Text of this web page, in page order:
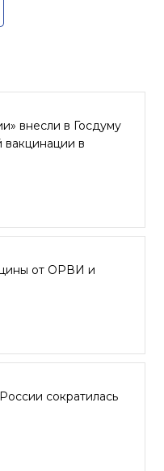
внесли в Госдуму
вакцинации в
от ОРВИ и
сократилась